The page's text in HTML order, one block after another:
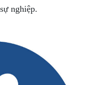
nghiệp.